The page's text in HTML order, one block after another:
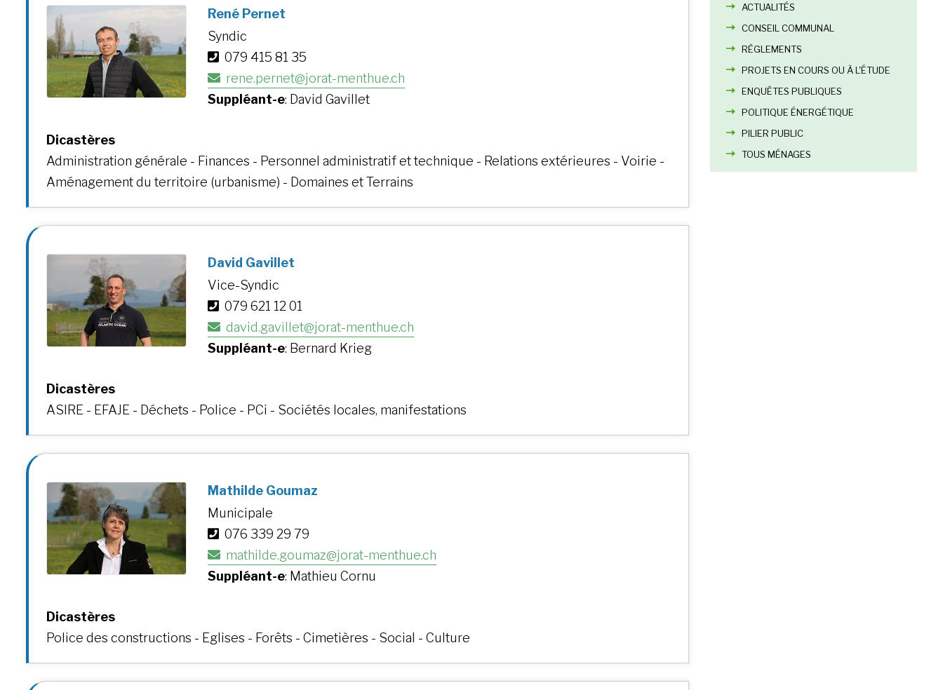
René Pernet
Syndic
079 415 81 35
rene.pernet@jorat-menthue.ch
Suppléant-e: David Gavillet
Dicastères
Administration générale - Finances - Personnel administratif et technique - Relations extérieures - Voirie -
Aménagement du territoire (urbanisme) - Domaines et Terrains
David Gavillet
Vice-Syndic
079 621 12 01
david.gavillet@jorat-menthue.ch
Suppléant-e: Bernard Krieg
Dicastères
ASIRE - EFAJE - Déchets - Police - PCi - Sociétés locales, manifestations
Mathilde Goumaz
Municipale
076 339 29 79
mathilde.goumaz@jorat-menthue.ch
Suppléant-e: Mathieu Cornu
Dicastères
Police des constructions - Eglises - Forêts - Cimetières - Social - Culture
ACTUALITÉS
CONSEIL COMMUNAL
RÈGLEMENTS
PROJETS EN COURS OU À L'ÉTUDE
ENQUÊTES PUBLIQUES
POLITIQUE ÉNERGÉTIQUE
PILIER PUBLIC
TOUS MÉNAGES